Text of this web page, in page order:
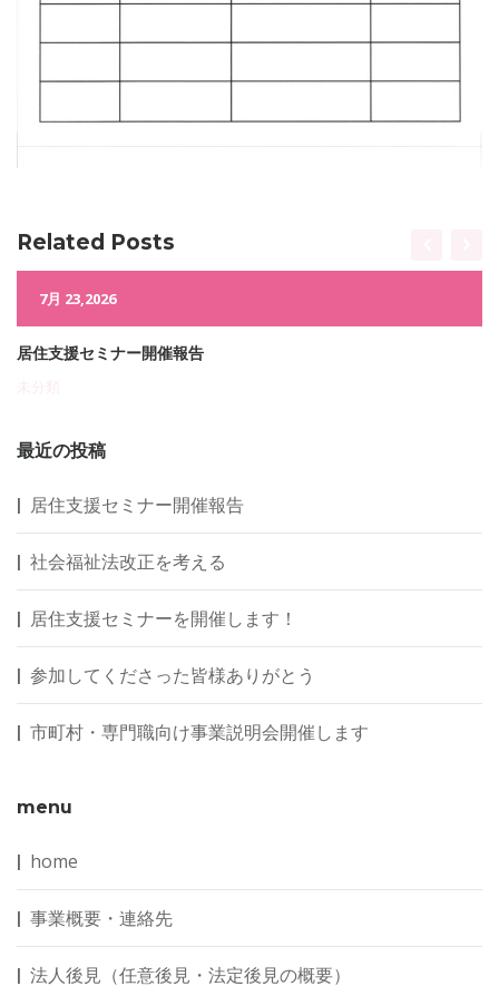
Related Posts
7月 23,2026
居住支援セミナー開催報告
最近の投稿
居住支援セミナー開催報告
社会福祉法改正を考える
居住支援セミナーを開催します！
参加してくださった皆様ありがとう
市町村・専門職向け事業説明会開催します
menu
home
事業概要・連絡先
法人後見（任意後見・法定後見の概要）